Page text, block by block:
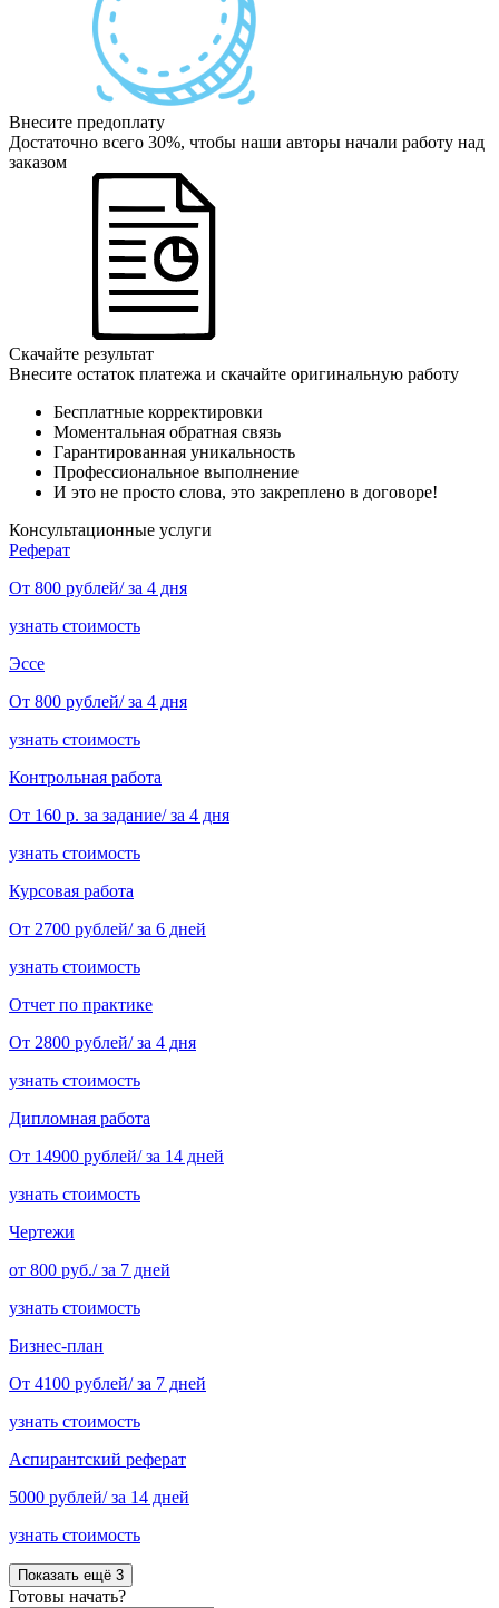
Внесите предоплату
Достаточно всего 30%, чтобы наши авторы начали работу над
заказом
Скачайте результат
Внесите остаток платежа и скачайте оригинальную работу
Бесплатные корректировки
Моментальная обратная связь
Гарантированная уникальность
Профессиональное выполнение
И это не просто слова, это закреплено в договоре!
Консультационные услуги
Реферат
От 800 рублей/ за 4 дня
узнать стоимость
Эссе
От 800 рублей/ за 4 дня
узнать стоимость
Контрольная работа
От 160 р. за задание/ за 4 дня
узнать стоимость
Курсовая работа
От 2700 рублей/ за 6 дней
узнать стоимость
Отчет по практике
От 2800 рублей/ за 4 дня
узнать стоимость
Дипломная работа
От 14900 рублей/ за 14 дней
узнать стоимость
Чертежи
от 800 руб./ за 7 дней
узнать стоимость
Бизнес-план
От 4100 рублей/ за 7 дней
узнать стоимость
Аспирантский реферат
5000 рублей/ за 14 дней
узнать стоимость
Показать ещё 3
Готовы начать?